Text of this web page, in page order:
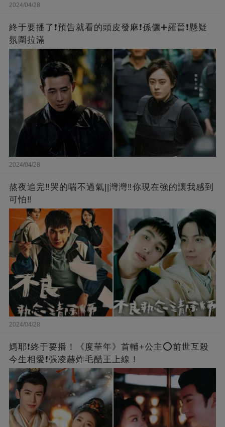
2024/04/28
終于要播了❗️預告就看的頭皮發麻❗️孫儷➕羅晉❗懸疑
氛圍拉滿
2024/04/28
熬夜追完‼️哭的喘不過氣||灣灣‼️你現在強的讓我感到
可怕‼️
2024/04/28
媽耶❗️終于要播！《度華年》首輔+公主⭕前世互殺
今生相愛❗張凌赫炸毛醋王上線！